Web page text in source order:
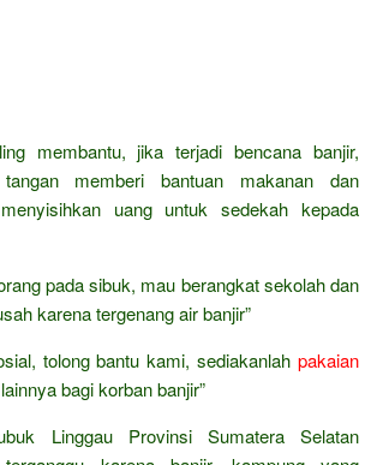
membantu, jika terjadi bencana banjir,
memberi bantuan makanan dan
uang untuk sedekah kepada
pada sibuk, mau berangkat sekolah dan
karena tergenang air banjir”
tolong bantu kami, sediakanlah pakaian
bagi korban banjir”
Linggau Provinsi Sumatera Selatan